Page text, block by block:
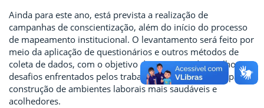
Ainda para este ano, está prevista a realização de
campanhas de conscientização, além do início do processo
de mapeamento institucional. O levantamento será feito por
meio da aplicação de questionários e outros métodos de
coleta de dados, com o objetivo de compreender melhor os
desafios enfrentados pelos trabalhadores e contribuir para a
construção de ambientes laborais mais saudáveis e
acolhedores.